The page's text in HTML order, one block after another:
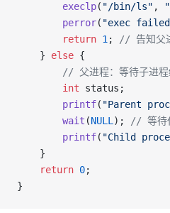
        execlp
( "/bin/ls" ,
        perror
( "exec
        return
1 ;
// 告知父
    }
else {
// 父进程：等待子进程
        int
status;
        printf
( "Parent
        wait
(NULL );
// 等待
        printf
( "Child
    }
    return
0;
}